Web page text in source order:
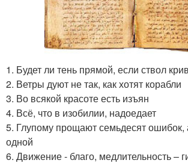
1. Будет ли тень прямой, если ствол
2. Ветры дуют не так, как хотят корабли
3. Во всякой красоте есть изъян
4. Всё, что в изобилии, надоедает
5. Глупому прощают семьдесят ошибок,
одной
6. Движение - благо, медлительность –